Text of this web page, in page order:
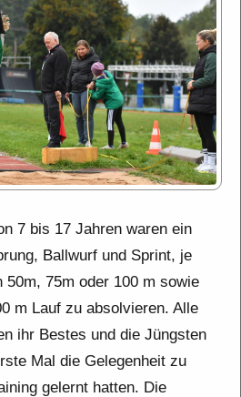
7 bis 17 Jahren waren ein
Ballwurf und Sprint, je
50m, 75m oder 100 m sowie
m Lauf zu absolvieren. Alle
ihr Bestes und die Jüngsten
Mal die Gelegenheit zu
gelernt hatten. Die